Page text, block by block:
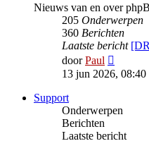
Nieuws van en over
205 Onderwerpen
360 Berichten
Laatste bericht
doorPaul
laatste
bericht
13 jun 2026, 08:40
Support
Onderwerpen
Berichten
Laatste bericht